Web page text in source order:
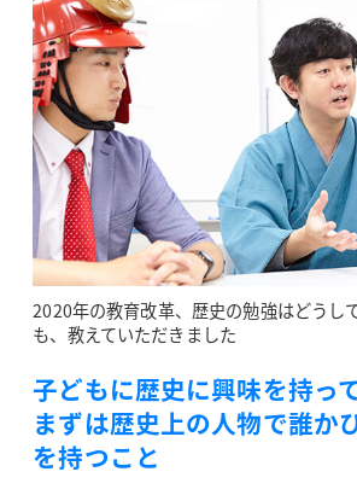
2020年の教育改革、歴史の勉強はどうし
も、教えていただきました
子どもに歴史に興味を持っ
まずは歴史上の人物で誰か
を持つこと